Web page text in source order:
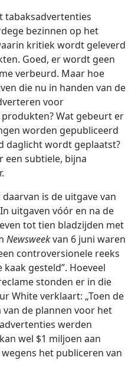
tabaksadvertenties
bezinnen op het
kritiek wordt geleverd
Goed, er wordt geen
verbeurd. Maar hoe
die nu in handen van de
voor
Wat gebeurt er
worden gepubliceerd
daglicht wordt geplaatst?
een subtiele, bijna
is de uitgave van
In uitgaven vóór en na de
tot tien bladzijden met
Newsweekvan 6 juni waren
controversionele reeks
gesteld”. Hoeveel
stonden er in die
White verklaart: „Toen de
de plannen voor het
werden
wel $1 miljoen aan
het publiceren van